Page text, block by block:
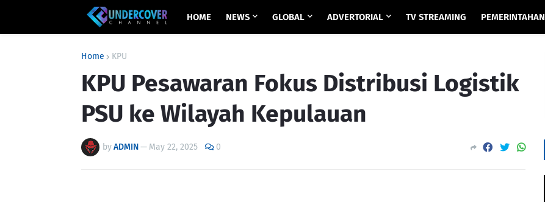
HOME NEWS GLOBAL ADVERTORIAL TV STREAMING PEMERINTAHAN
Home KPU
KPU Pesawaran Fokus Distribusi Logistik
PSU ke Wilayah Kepulauan
byADMIN— May 22, 2025 0